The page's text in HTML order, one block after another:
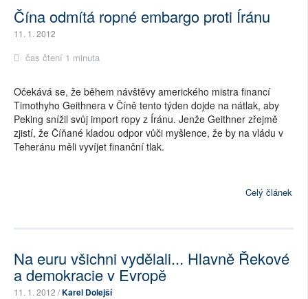
Čína odmítá ropné embargo proti Íránu
11. 1. 2012
čas čtení 1 minuta
Očekává se, že během návštěvy amerického mistra financí
Timothyho Geithnera v Číně tento týden dojde na nátlak, aby
Peking snížil svůj import ropy z Íránu. Jenže Geithner zřejmě
zjistí, že Číňané kladou odpor vůči myšlence, že by na vládu v
Teheránu měli vyvíjet finanční tlak.
Celý článek
Na euru všichni vydělali... Hlavně Řekové
a demokracie v Evropě
11. 1. 2012 /Karel Dolejší